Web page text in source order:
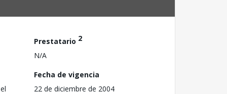
Prestatario 2
N/A
Fecha de vigencia
22 de diciembre de 2004